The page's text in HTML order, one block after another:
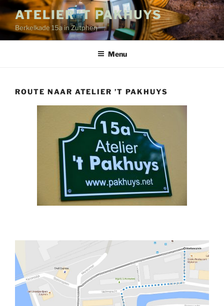
naar
de
inhoud
ATELIER 'T PAKHUYS
Berkelkade 15a in Zutphen
Menu
ROUTE NAAR ATELIER ’T PAKHUYS